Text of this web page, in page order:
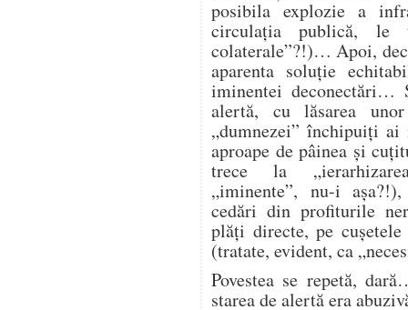
posibila explozie a
circulația publică, le
colaterale”?!)… Apoi,
aparenta soluție
iminentei deconectări…
alertă, cu lăsarea
„dumnezei” închipuiți
aproape de pâinea și
trece la
„iminente”, nu-i
cedări din profiturile
plăți directe, pe
(tratate, evident, ca
Povestea se repetă,
starea de alertă era